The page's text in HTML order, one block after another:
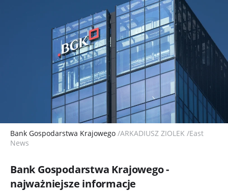
Bank Gospodarstwa Krajowego /ARKADIUSZ ZIOLEK /East
News
Bank Gospodarstwa Krajowego -
najważniejsze informacje